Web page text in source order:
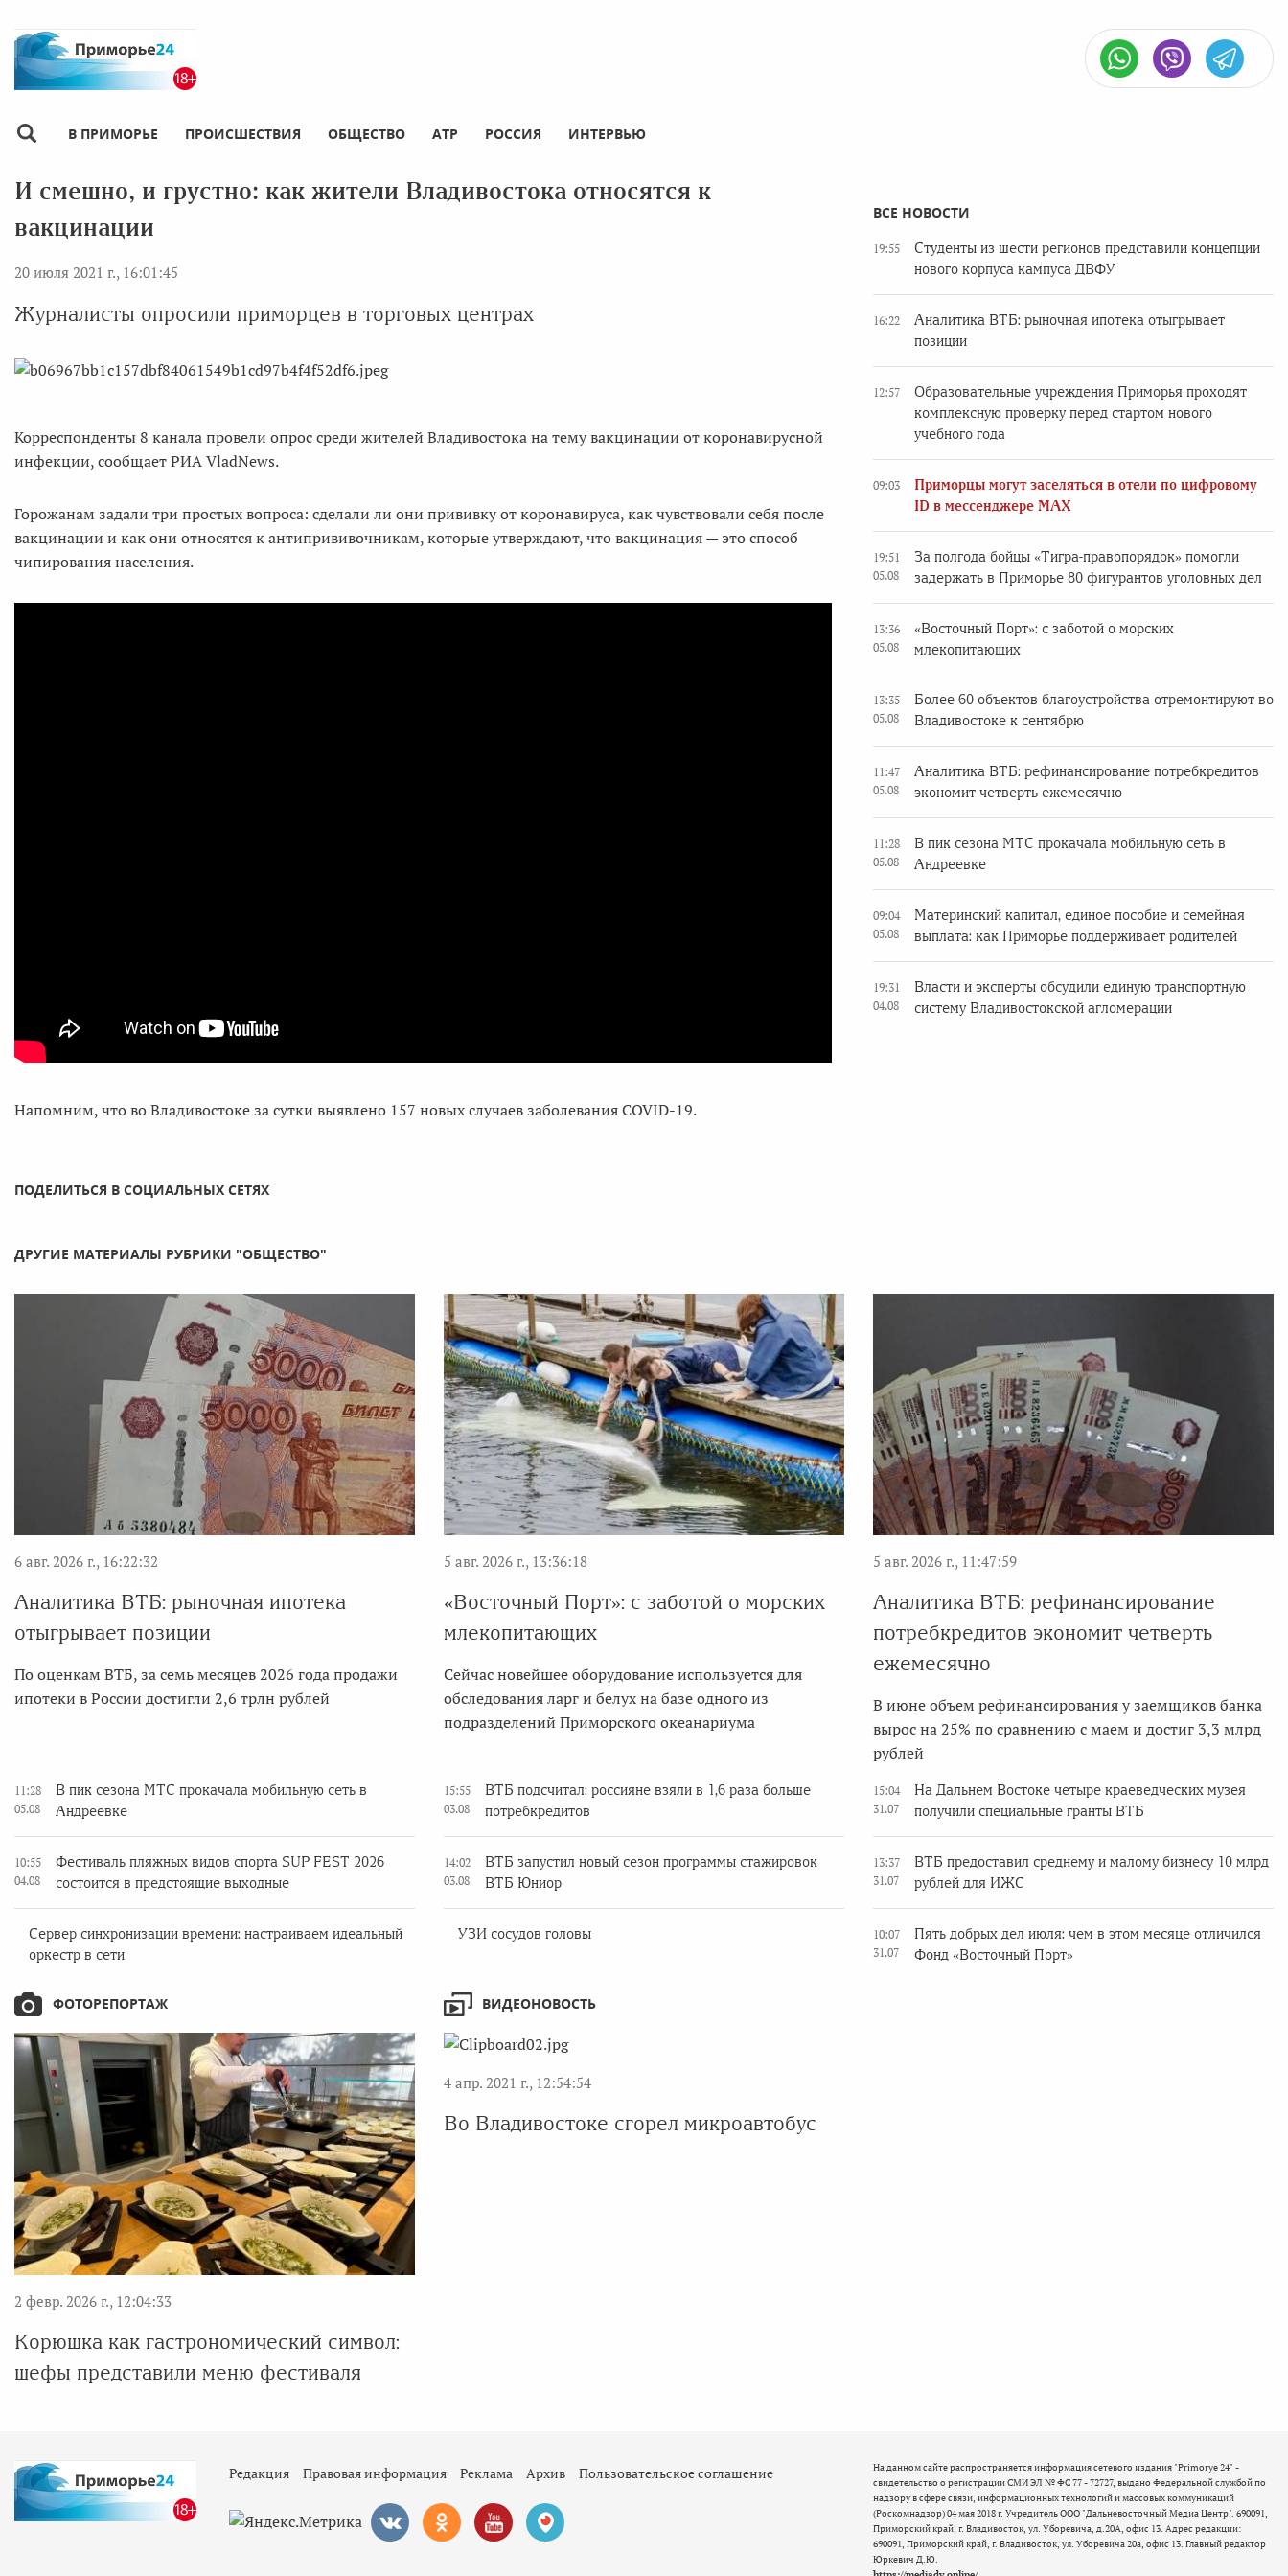
В ПРИМОРЬЕ ПРОИСШЕСТВИЯ ОБЩЕСТВО АТР РОССИЯ ИНТЕРВЬЮ
И смешно, и грустно: как жители Владивостока относятся к
вакцинации
20 июля 2021 г., 16:01:45
Журналисты опросили приморцев в торговых центрах
Корреспонденты 8 канала провели опрос среди жителей Владивостока на тему вакцинации от коронавирусной
инфекции, сообщает РИА VladNews.
Горожанам задали три простых вопроса: сделали ли они прививку от коронавируса, как чувствовали себя после
вакцинации и как они относятся к антипрививочникам, которые утверждают, что вакцинация — это способ
чипирования населения.
Напомним, что во Владивостоке за сутки выявлено 157 новых случаев заболевания COVID-19.
ПОДЕЛИТЬСЯ В СОЦИАЛЬНЫХ СЕТЯХ
ВСЕ НОВОСТИ
19:55
Студенты из шести регионов представили концепции
нового корпуса кампуса ДВФУ
16:22
Аналитика ВТБ: рыночная ипотека отыгрывает
позиции
12:57
Образовательные учреждения Приморья проходят
комплексную проверку перед стартом нового
учебного года
09:03
Приморцы могут заселяться в отели по цифровому
ID в мессенджере MAX
19:51
05.08
За полгода бойцы «Тигра-правопорядок» помогли
задержать в Приморье 80 фигурантов уголовных дел
13:36
05.08
«Восточный Порт»: с заботой о морских
млекопитающих
13:35
05.08
Более 60 объектов благоустройства отремонтируют во
Владивостоке к сентябрю
11:47
05.08
Аналитика ВТБ: рефинансирование потребкредитов
экономит четверть ежемесячно
11:28
05.08
В пик сезона МТС прокачала мобильную сеть в
Андреевке
09:04
05.08
Материнский капитал, единое пособие и семейная
выплата: как Приморье поддерживает родителей
19:31
04.08
Власти и эксперты обсудили единую транспортную
систему Владивостокской агломерации
ДРУГИЕ МАТЕРИАЛЫ РУБРИКИ "ОБЩЕСТВО"
6 авг. 2026 г., 16:22:32
Аналитика ВТБ: рыночная ипотека
отыгрывает позиции
По оценкам ВТБ, за семь месяцев 2026 года продажи
ипотеки в России достигли 2,6 трлн рублей
5 авг. 2026 г., 13:36:18
«Восточный Порт»: с заботой о морских
млекопитающих
Сейчас новейшее оборудование используется для
обследования ларг и белух на базе одного из
подразделений Приморского океанариума
5 авг. 2026 г., 11:47:59
Аналитика ВТБ: рефинансирование
потребкредитов экономит четверть
ежемесячно
В июне объем рефинансирования у заемщиков банка
вырос на 25% по сравнению с маем и достиг 3,3 млрд
рублей
11:28
05.08
В пик сезона МТС прокачала мобильную сеть в
Андреевке
10:55
04.08
Фестиваль пляжных видов спорта SUP FEST 2026
состоится в предстоящие выходные
Сервер синхронизации времени: настраиваем идеальный
оркестр в сети
15:55
03.08
ВТБ подсчитал: россияне взяли в 1,6 раза больше
потребкредитов
14:02
03.08
ВТБ запустил новый сезон программы стажировок
ВТБ Юниор
УЗИ сосудов головы
15:04
31.07
На Дальнем Востоке четыре краеведческих музея
получили специальные гранты ВТБ
13:37
31.07
ВТБ предоставил среднему и малому бизнесу 10 млрд
рублей для ИЖС
10:07
31.07
Пять добрых дел июля: чем в этом месяце отличился
Фонд «Восточный Порт»
ФОТОРЕПОРТАЖ
2 февр. 2026 г., 12:04:33
Корюшка как гастрономический символ:
шефы представили меню фестиваля
ВИДЕОНОВОСТЬ
4 апр. 2021 г., 12:54:54
Во Владивостоке сгорел микроавтобус
Редакция Правовая информация Реклама Архив Пользовательское соглашение
На данном сайте распространяется информация сетевого издания "Primorye 24" -
свидетельство о регистрации СМИ ЭЛ № ФС 77 - 72727, выдано Федеральной службой по
надзору в сфере связи, информационных технологий и массовых коммуникаций
(Роскомнадзор) 04 мая 2018 г. Учредитель ООО "Дальневосточный Медиа Центр". 690091,
Приморский край, г. Владивосток, ул. Уборевича, д.20А, офис 13. Адрес редакции:
690091, Приморский край, г. Владивосток, ул. Уборевича 20а, офис 13. Главный редактор
Юркевич Д.Ю.